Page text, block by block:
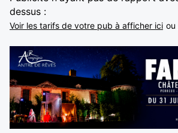
dessus :
Voir les tarifs de votre pub à afficher ici ou